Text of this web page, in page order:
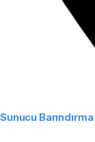
Sunucu Barındırma